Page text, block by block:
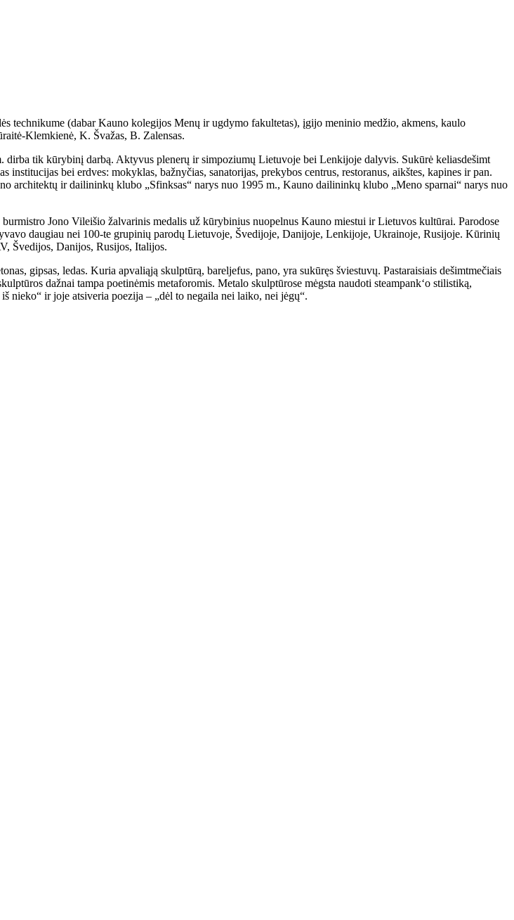
technikume (dabar Kauno kolegijos Menų ir ugdymo fakultetas), įgijo meninio medžio, akmens, kaulo
Klemkienė, K. Švažas, B. Zalensas.
tik kūrybinį darbą. Aktyvus plenerų ir simpoziumų Lietuvoje bei Lenkijoje dalyvis. Sukūrė keliasdešimt
bei erdves: mokyklas, bažnyčias, sanatorijas, prekybos centrus, restoranus, aikštes, kapines ir pan.
architektų ir dailininkų klubo „Sfinksas“ narys nuo 1995 m., Kauno dailininkų klubo „Meno sparnai“ narys nuo
Jono Vileišio žalvarinis medalis už kūrybinius nuopelnus Kauno miestui ir Lietuvos kultūrai. Parodose
daugiau nei 100-te grupinių parodų Lietuvoje, Švedijoje, Danijoje, Lenkijoje, Ukrainoje, Rusijoje. Kūrinių
Švedijos, Danijos, Rusijos, Italijos.
gipsas, ledas. Kuria apvaliąją skulptūrą, bareljefus, pano, yra sukūręs šviestuvų. Pastaraisiais dešimtmečiais
dažnai tampa poetinėmis metaforomis. Metalo skulptūrose mėgsta naudoti steampank‘o stilistiką,
nieko“ ir joje atsiveria poezija – „dėl to negaila nei laiko, nei jėgų“.